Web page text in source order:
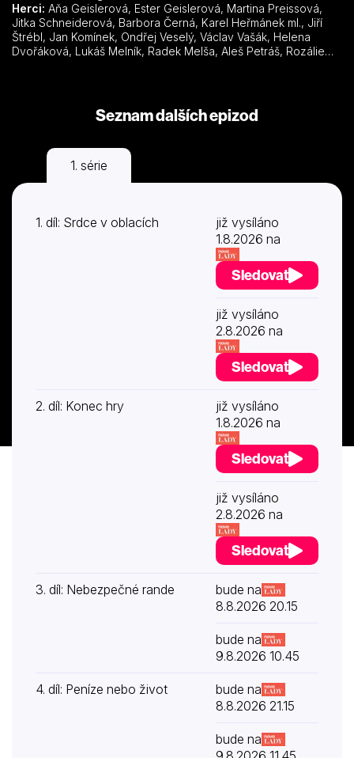
Herci:
Jitka Schneiderová, Barbora Černá, Karel Heřmánek ml., Jiří
Štrébl, Jan Komínek, Ondřej Veselý, Václav Vašák, Helena
Dvořáková, Lukáš Melník, Radek Melša, Aleš Petráš, Rozálie
Seznam dalších epizod
1. série
1. díl: Srdce v oblacích
již vysíláno
1.8.2026 na
Sledovat
již vysíláno
2.8.2026 na
Sledovat
2. díl: Konec hry
již vysíláno
1.8.2026 na
Sledovat
již vysíláno
2.8.2026 na
Sledovat
3. díl: Nebezpečné rande
bude na
8.8.2026 20.15
bude na
9.8.2026 10.45
4. díl: Peníze nebo život
bude na
8.8.2026 21.15
bude na